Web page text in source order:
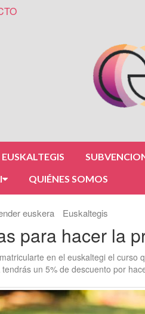
EUSKALTEGIS
QUIÉNES SOMOS
euskera Euskaltegis
para hacer la
en el euskaltegi el
un 5% de descuento por